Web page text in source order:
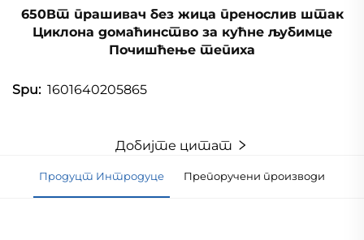
650Вт прашивач без жица пренослив штак
Циклона домаћинство за кућне љубимце
Почишћење тепиха
Spu: 1601640205865
Добијте цитат
Продуцт Интродуце Препоручени производи